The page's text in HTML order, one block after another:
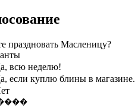
праздновать Масленицу?
всю неделю!
если куплю блины в магазине.